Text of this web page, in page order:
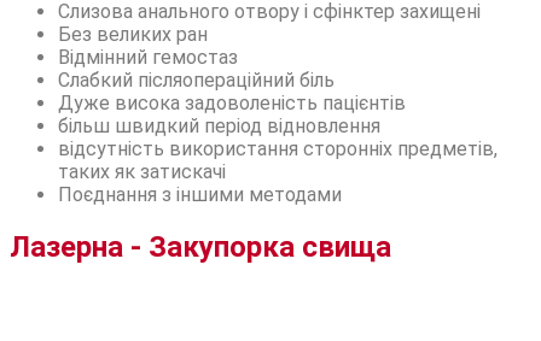
Слизова анального отвору і сфінктер захищені
Без великих ран
Відмінний гемостаз
Слабкий післяопераційний біль
Дуже висока задоволеність пацієнтів
більш швидкий період відновлення
відсутність використання сторонніх предметів,
таких як затискачі
Поєднання з іншими методами
Лазерна - Закупорка свища